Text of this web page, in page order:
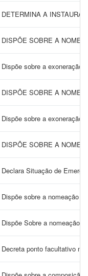
DETERMINA A
DISPÕE SOBRE A
Dispõe sobre a exoneração
DISPÕE SOBRE A
Dispõe sobre a exoneração
DISPÕE SOBRE A
Declara Situação de
Dispõe sobre a nomeação
Dispõe Sobre a nomeação
Decreta ponto facultativo